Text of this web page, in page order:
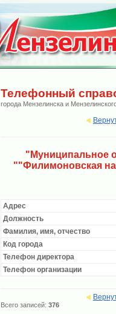
Телефонный
города Мензелинска и
"Муниципальное
""Филимоновская
Адрес
Должность
Фамилия, имя, отчество
Код города
Телефон директора
Телефон организации
Всего записей: 376